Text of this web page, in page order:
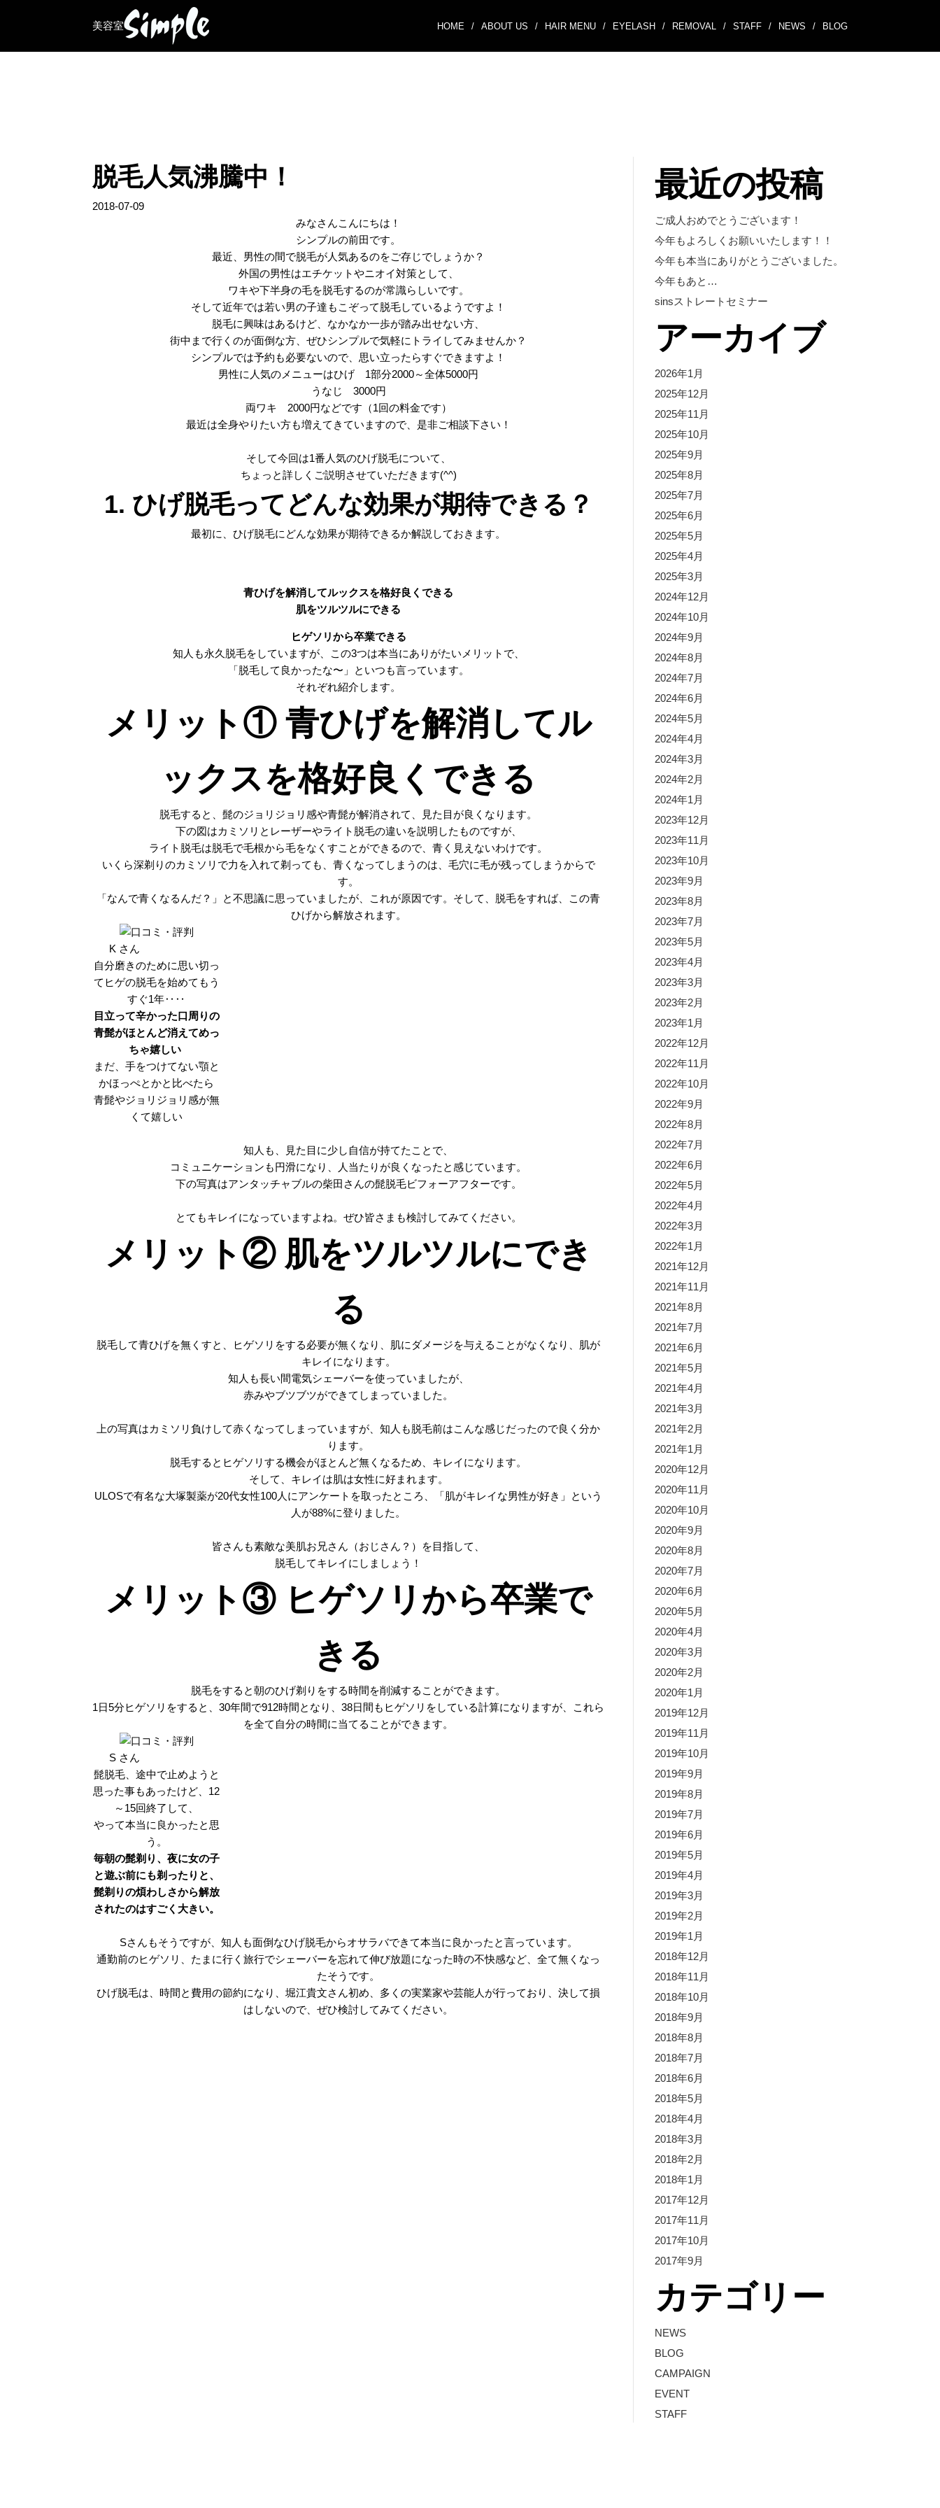
美容室 HOME / ABOUT US / HAIR MENU / EYELASH / REMOVAL / STAFF / NEWS / BLOG
脱毛人気沸騰中！
2018-07-09
みなさんこんにちは！
シンプルの前田です。
最近、男性の間で脱毛が人気あるのをご存じでしょうか？
外国の男性はエチケットやニオイ対策として、
ワキや下半身の毛を脱毛するのが常識らしいです。
そして近年では若い男の子達もこぞって脱毛しているようですよ！
脱毛に興味はあるけど、なかなか一歩が踏み出せない方、
街中まで行くのが面倒な方、ぜひシンプルで気軽にトライしてみませんか？
シンプルでは予約も必要ないので、思い立ったらすぐできますよ！
男性に人気のメニューはひげ 1部分2000～全体5000円
うなじ 3000円
両ワキ 2000円などです（1回の料金です）
最近は全身やりたい方も増えてきていますので、是非ご相談下さい！
そして今回は1番人気のひげ脱毛について、
ちょっと詳しくご説明させていただきます(^^)
1. ひげ脱毛ってどんな効果が期待できる？
最初に、ひげ脱毛にどんな効果が期待できるか解説しておきます。
青ひげを解消してルックスを格好良くできる
肌をツルツルにできる
ヒゲソリから卒業できる
知人も永久脱毛をしていますが、この3つは本当にありがたいメリットで、
「脱毛して良かったな〜」といつも言っています。
それぞれ紹介します。
メリット① 青ひげを解消してル
ックスを格好良くできる
脱毛すると、髭のジョリジョリ感や青髭が解消されて、見た目が良くなります。
下の図はカミソリとレーザーやライト脱毛の違いを説明したものですが、
ライト脱毛は脱毛で毛根から毛をなくすことができるので、青く見えないわけです。
いくら深剃りのカミソリで力を入れて剃っても、青くなってしまうのは、毛穴に毛が残ってしまうからで
す。
「なんで青くなるんだ？」と不思議に思っていましたが、これが原因です。そして、脱毛をすれば、この青
ひげから解放されます。
K さん
自分磨きのために思い切っ
てヒゲの脱毛を始めてもう
すぐ1年‥‥
目立って辛かった口周りの
青髭がほとんど消えてめっ
ちゃ嬉しい
まだ、手をつけてない顎と
かほっぺとかと比べたら
青髭やジョリジョリ感が無
くて嬉しい
知人も、見た目に少し自信が持てたことで、
コミュニケーションも円滑になり、
人当たりが良くなったと感じています。
下の写真はアンタッチャブルの柴田さんの髭脱毛ビフォーアフターです。
とてもキレイになっていますよね。ぜひ皆さまも検討してみてください。
メリット② 肌をツルツルにでき
る
脱毛して青ひげを無くすと、ヒゲソリをする必要が無くなり、肌にダメージを与えることがなくなり、肌が
キレイになります。
知人も長い間電気シェーバーを使っていましたが、
赤みやブツブツができてしまっていました。
上の写真はカミソリ負けして赤くなってしまっていますが、知人も脱毛前はこんな感じだったので良く分か
ります。
脱毛するとヒゲソリする機会がほとんど無くなるため、キレイになります。
そして、キレイは肌は女性に好まれます。
ULOSで有名な大塚製薬が20代女性100人にアンケートを取ったところ、「肌がキレイな男性が好き」という
人が88%に登りました。
皆さんも素敵な美肌お兄さん（おじさん？）を目指して、
脱毛してキレイにしましょう！
メリット③ ヒゲソリから卒業で
きる
脱毛をすると朝のひげ剃りをする時間を削減することができます。
1日5分ヒゲソリをすると、30年間で912時間となり、38日間もヒゲソリをしている計算になりますが、これら
を全て自分の時間に当てることができます。
S さん
髭脱毛、途中で止めようと
思った事もあったけど、12
～15回終了して、
やって本当に良かったと思
う。
毎朝の髭剃り、夜に女の子
と遊ぶ前にも剃ったりと、
髭剃りの煩わしさから解放
されたのはすごく大きい。
Sさんもそうですが、知人も面倒なひげ脱毛からオサラバできて本当に良かったと言っています。
通勤前のヒゲソリ、たまに行く旅行でシェーバーを忘れて伸び放題になった時の不快感など、全て無くなっ
たそうです。
ひげ脱毛は、時間と費用の節約になり、堀江貴文さん初め、多くの実業家や芸能人が行っており、決して損
はしないので、ぜひ検討してみてください。
最近の投稿
ご成人おめでとうございます！
今年もよろしくお願いいたします！！
今年も本当にありがとうございました。
今年もあと…
sinsストレートセミナー
アーカイブ
2026年1月
2025年12月
2025年11月
2025年10月
2025年9月
2025年8月
2025年7月
2025年6月
2025年5月
2025年4月
2025年3月
2024年12月
2024年10月
2024年9月
2024年8月
2024年7月
2024年6月
2024年5月
2024年4月
2024年3月
2024年2月
2024年1月
2023年12月
2023年11月
2023年10月
2023年9月
2023年8月
2023年7月
2023年5月
2023年4月
2023年3月
2023年2月
2023年1月
2022年12月
2022年11月
2022年10月
2022年9月
2022年8月
2022年7月
2022年6月
2022年5月
2022年4月
2022年3月
2022年1月
2021年12月
2021年11月
2021年8月
2021年7月
2021年6月
2021年5月
2021年4月
2021年3月
2021年2月
2021年1月
2020年12月
2020年11月
2020年10月
2020年9月
2020年8月
2020年7月
2020年6月
2020年5月
2020年4月
2020年3月
2020年2月
2020年1月
2019年12月
2019年11月
2019年10月
2019年9月
2019年8月
2019年7月
2019年6月
2019年5月
2019年4月
2019年3月
2019年2月
2019年1月
2018年12月
2018年11月
2018年10月
2018年9月
2018年8月
2018年7月
2018年6月
2018年5月
2018年4月
2018年3月
2018年2月
2018年1月
2017年12月
2017年11月
2017年10月
2017年9月
カテゴリー
NEWS
BLOG
CAMPAIGN
EVENT
STAFF